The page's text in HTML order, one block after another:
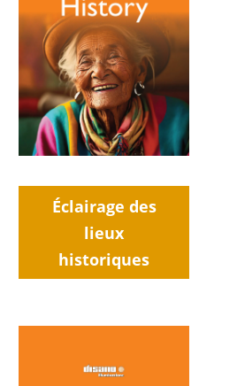
Éclairage des
lieux
historiques